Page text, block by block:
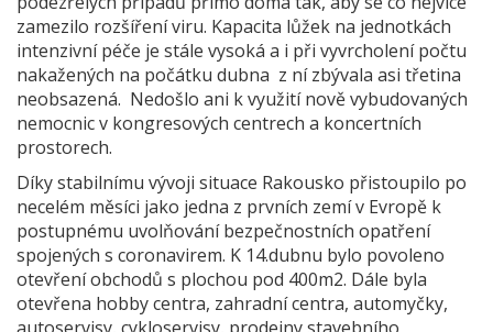
zamezilo rozšíření viru. Kapacita lůžek na jednotkách
intenzivní péče je stále vysoká a i při vyvrcholení počtu
nakažených na počátku dubna z ní zbývala asi třetina
neobsazená. Nedošlo ani k využití nově vybudovaných
nemocnic v kongresových centrech a koncertních
prostorech.
Díky stabilnímu vývoji situace Rakousko přistoupilo po
necelém měsíci jako jedna z prvních zemí v Evropě k
postupnému uvolňování bezpečnostních opatření
spojených s coronavirem. K 14.dubnu bylo povoleno
otevření obchodů s plochou pod 400m2. Dále byla
otevřena hobby centra, zahradní centra, automyčky,